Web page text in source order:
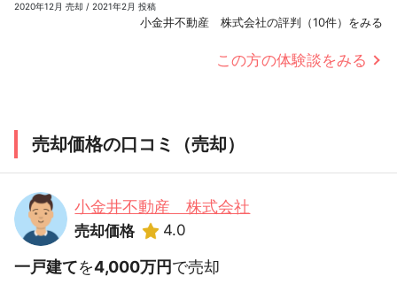
2020年12月 売却 / 2021年2月 投稿
小金井不動産 株式会社の評判（10件）をみる
この方の体験談をみる
売却価格の口コミ（売却）
小金井不動産 株式会社
売却価格 4.0
一戸建てを4,000万円で売却